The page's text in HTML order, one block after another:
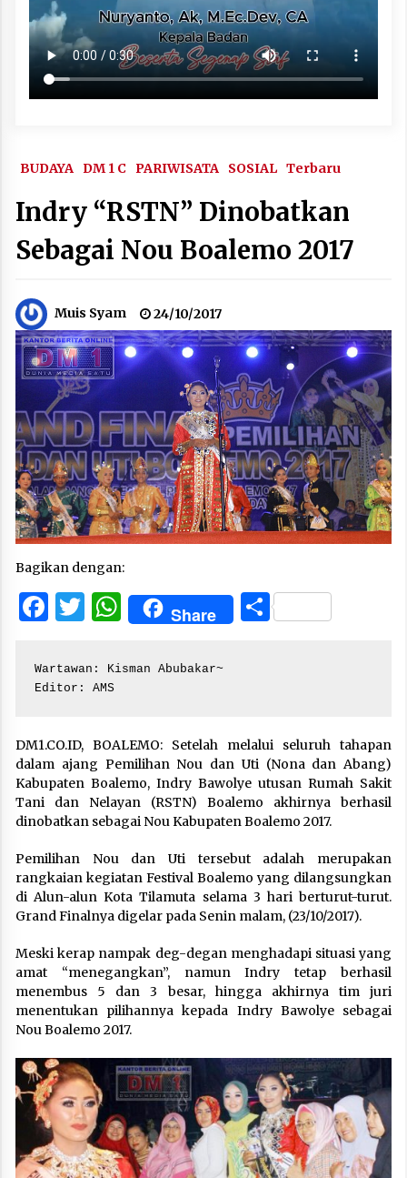
BUDAYA DM 1 C PARIWISATA SOSIAL Terbaru
Indry “RSTN” Dinobatkan
Sebagai Nou Boalemo 2017
Muis Syam 24/10/2017
Bagikan dengan:
Facebook
Twitter
WhatsApp
Share Share
Wartawan: Kisman Abubakar~
Editor: AMS
DM1.CO.ID, BOALEMO: Setelah melalui seluruh tahapan
dalam ajang Pemilihan Nou dan Uti (Nona dan Abang)
Kabupaten Boalemo, Indry Bawolye utusan Rumah Sakit
Tani dan Nelayan (RSTN) Boalemo akhirnya berhasil
dinobatkan sebagai Nou Kabupaten Boalemo 2017.
Pemilihan Nou dan Uti tersebut adalah merupakan
rangkaian kegiatan Festival Boalemo yang dilangsungkan
di Alun-alun Kota Tilamuta selama 3 hari berturut-turut.
Grand Finalnya digelar pada Senin malam, (23/10/2017).
Meski kerap nampak deg-degan menghadapi situasi yang
amat “menegangkan”, namun Indry tetap berhasil
menembus 5 dan 3 besar, hingga akhirnya tim juri
menentukan pilihannya kepada Indry Bawolye sebagai
Nou Boalemo 2017.